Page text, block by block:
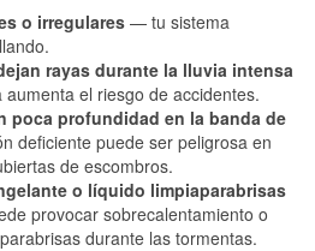
o irregulares — tu sistema
rayas durante la lluvia intensa
el riesgo de accidentes.
poca profundidad en la banda de
deficiente puede ser peligrosa en
de escombros.
o líquido limpiaparabrisas
provocar sobrecalentamiento o
durante las tormentas.